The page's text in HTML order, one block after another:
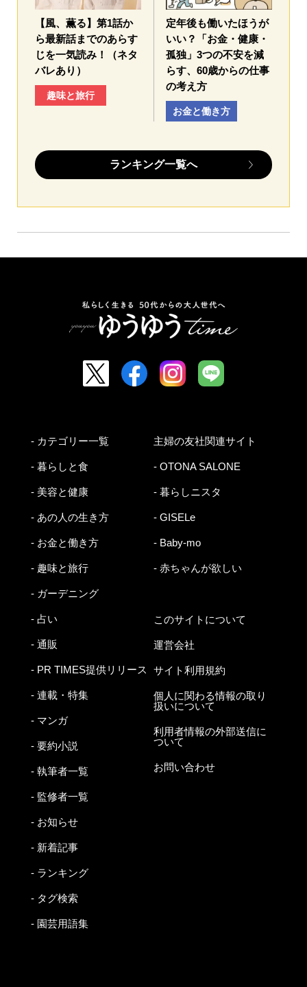
【風、薫る】第1話か
ら最新話までのあらす
じを一気読み！（ネタ
バレあり）
趣味と旅行
定年後も働いたほうが
いい？「お金・健康・
孤独」3つの不安を減
らす、60歳からの仕事
の考え方
お金と働き方
ランキング一覧へ
- カテゴリー一覧
- 暮らしと食
- 美容と健康
- あの人の生き方
- お金と働き方
- 趣味と旅行
- ガーデニング
- 占い
- 通販
- PR TIMES提供リリース
- 連載・特集
- マンガ
- 要約小説
- 執筆者一覧
- 監修者一覧
- お知らせ
- 新着記事
- ランキング
- タグ検索
- 園芸用語集
主婦の友社関連サイト
- OTONA SALONE
- 暮らしニスタ
- GISELe
- Baby-mo
- 赤ちゃんが欲しい
このサイトについて
運営会社
サイト利用規約
個人に関わる情報の取り
扱いについて
利用者情報の外部送信に
ついて
お問い合わせ